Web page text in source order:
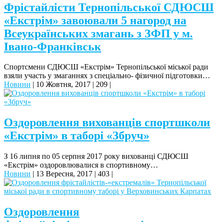
Фрістайлісти Тернопільської СДЮСШ
«Екстрім» завоювали 5 нагород на
Всеукраїнських змагань з ЗФП у м.
Івано-Франківськ
Спортсмени СДЮСШ «Екстрім» Тернопільської міської ради
взяли участь у змаганнях з спеціально- фізичної підготовки…
Новини
10 Жовтня, 2017 209
Оздоровлення вихованців спортшколи
«Екстрім» в таборі «Збруч»
З 16 липня по 05 серпня 2017 року вихованці СДЮСШ
«Екстрім» оздоровлювалися в спортивному…
Новини | 13 Вересня, 2017 | 403 |
Оздоровлення